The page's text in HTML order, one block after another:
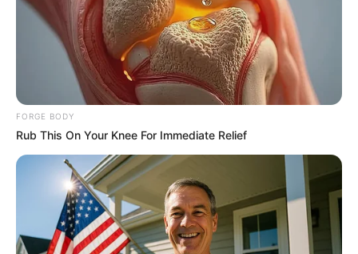
ฤกษ์ทวงหนี้ เดือนกรกฎาคม 2562
– วันพุธที่ 3 กรกฎาคม 2562
เวลา 18.39 – 19.19 น.
– วันพฤหัสบดีที่ 4 กรกฎาคม 2562
เวลา 11.19 – 12.59 น.
FORGE BODY
Rub This On Your Knee For Immediate Relief